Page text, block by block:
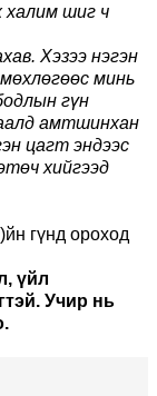
халим шиг ч
Хэзээ нэгэн
минь
гүн
амтшинхан
цагт эндээс
хийгээд
гүнд ороход
үйл
Учир нь